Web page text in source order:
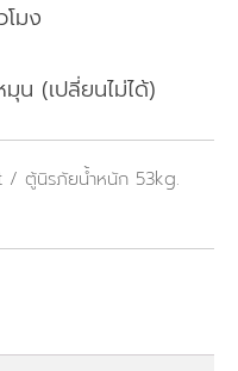
มง
น (เปลี่ยนไม่ได้)
/ ตู้นิรภัยน้ำหนัก 53kg.